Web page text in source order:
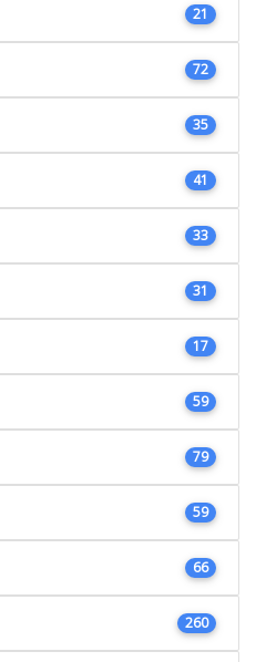
21
72
35
41
33
31
17
59
79
59
66
260